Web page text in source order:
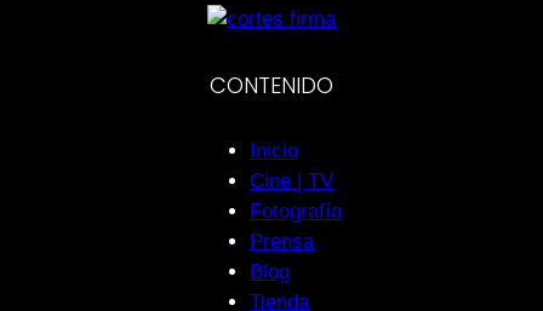
CONTENIDO
Inicio
Cine | TV
Fotografía
Prensa
Blog
Tienda